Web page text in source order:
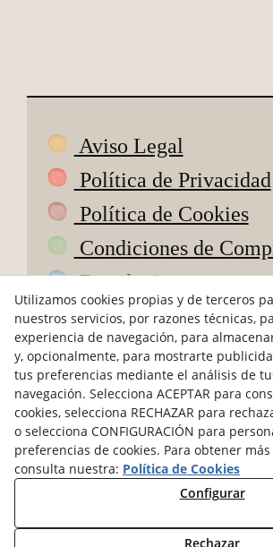
Aviso Legal
Política de Privacidad
Política de Cookies
Condiciones de
Devoluciones
ODR
@petits_de_poble
Pagos seguros
Utilizamos cookies propias y de terceros
nuestros servicios, por razones técnicas,
experiencia de navegación, para
y, opcionalmente, para mostrarte
tus preferencias mediante el análisis de
navegación. Selecciona ACEPTAR para
cookies, selecciona RECHAZAR para
o selecciona CONFIGURACIÓN para
preferencias de cookies. Para obtener
consulta nuestra: Política de Cookies
Configurar
Rechazar